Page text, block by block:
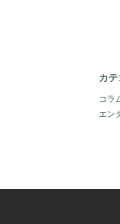
ス
ため
提供
の
る際
カ
コラ
エン